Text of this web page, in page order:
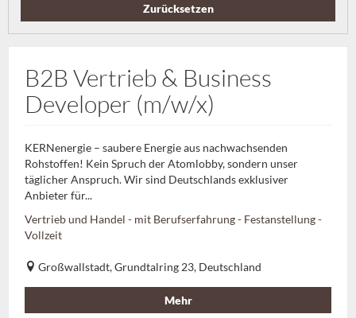
Zurücksetzen
B2B Vertrieb & Business
Developer (m/w/x)
KERNenergie – saubere Energie aus nachwachsenden
Rohstoffen! Kein Spruch der Atomlobby, sondern unser
täglicher Anspruch. Wir sind Deutschlands exklusiver
Anbieter für...
Vertrieb und Handel - mit Berufserfahrung - Festanstellung -
Vollzeit
Großwallstadt, Grundtalring 23, Deutschland
Mehr